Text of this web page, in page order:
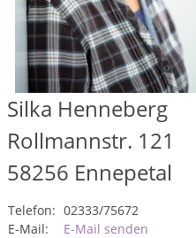
Silka Henneberg
Rollmannstr. 121
58256 Ennepetal
Telefon: 02333/75672
E-Mail:
E-Mail senden